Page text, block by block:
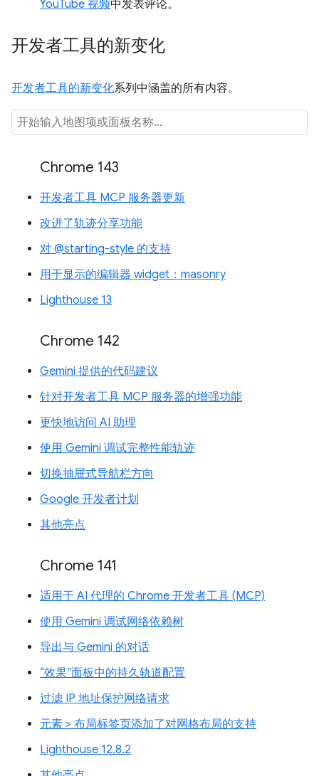
YouTube 视频中发表评论。
开发者工具的新变化
开发者工具的新变化系列中涵盖的所有内容。
Chrome 143
开发者工具 MCP 服务器更新
改进了轨迹分享功能
对 @starting-style 的支持
用于显示的编辑器 widget：masonry
Lighthouse 13
Chrome 142
Gemini 提供的代码建议
针对开发者工具 MCP 服务器的增强功能
更快地访问 AI 助理
使用 Gemini 调试完整性能轨迹
切换抽屉式导航栏方向
Google 开发者计划
其他亮点
Chrome 141
适用于 AI 代理的 Chrome 开发者工具 (MCP)
使用 Gemini 调试网络依赖树
导出与 Gemini 的对话
“效果”面板中的持久轨道配置
过滤 IP 地址保护网络请求
元素 > 布局标签页添加了对网格布局的支持
Lighthouse 12.8.2